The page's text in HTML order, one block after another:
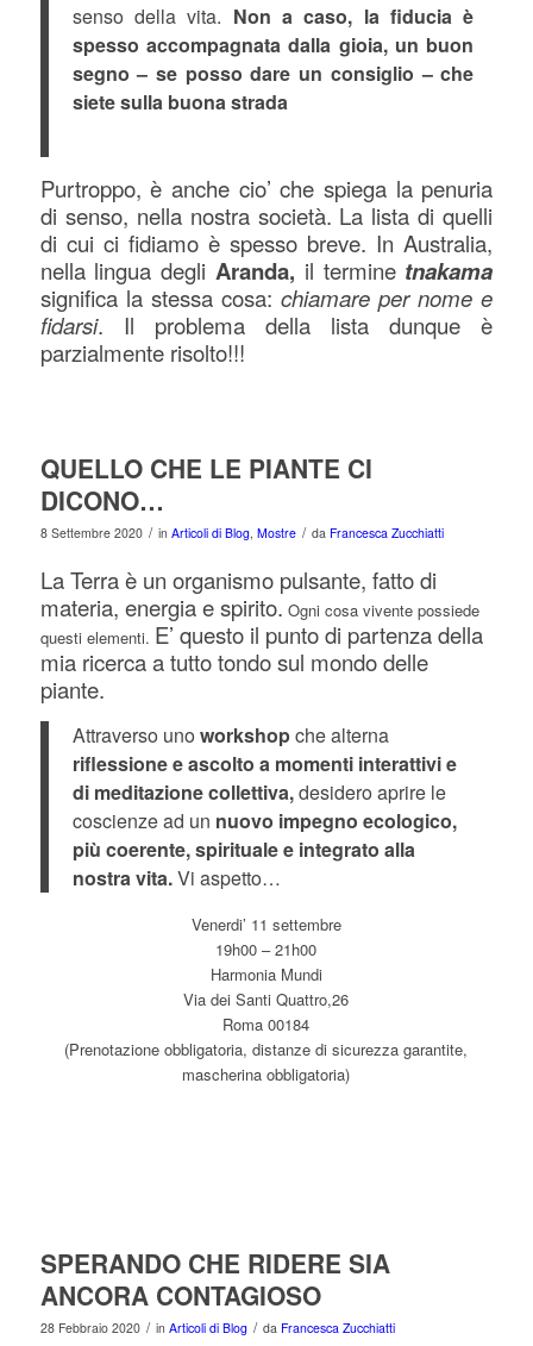
senso della vita. Non a caso, la fiducia è
spesso accompagnata dalla gioia, un buon
segno – se posso dare un consiglio – che
siete sulla buona strada
Purtroppo, è anche cio’ che spiega la penuria
di senso, nella nostra società. La lista di quelli
di cui ci fidiamo è spesso breve. In Australia,
nella lingua degli Aranda, il termine tnakama
significa la stessa cosa:chiamare per nome e
fidarsi. Il problema della lista dunque è
parzialmente risolto!!!
QUELLO CHE LE PIANTE CI
DICONO…
8 Settembre 2020 / in Articoli di Blog, Mostre / da Francesca Zucchiatti
La Terra è un organismo pulsante, fatto di
materia, energia e spirito. Ogni cosa vivente possiede
questi elementi. E’ questo il punto di partenza della
mia ricerca a tutto tondo sul mondo delle
piante.
Attraverso unoworkshopche alterna
riflessione e ascolto a momenti interattivi e
di meditazione collettiva,desidero aprire le
coscienze ad un nuovo impegno ecologico,
più coerente, spirituale e integrato alla
nostra vita.Vi aspetto…
Venerdi’ 11 settembre
19h00 – 21h00
Harmonia Mundi
Via dei Santi Quattro,26
Roma 00184
(Prenotazione obbligatoria, distanze di sicurezza garantite,
mascherina obbligatoria)
SPERANDO CHE RIDERE SIA
ANCORA CONTAGIOSO
28 Febbraio 2020 / in Articoli di Blog / da Francesca Zucchiatti